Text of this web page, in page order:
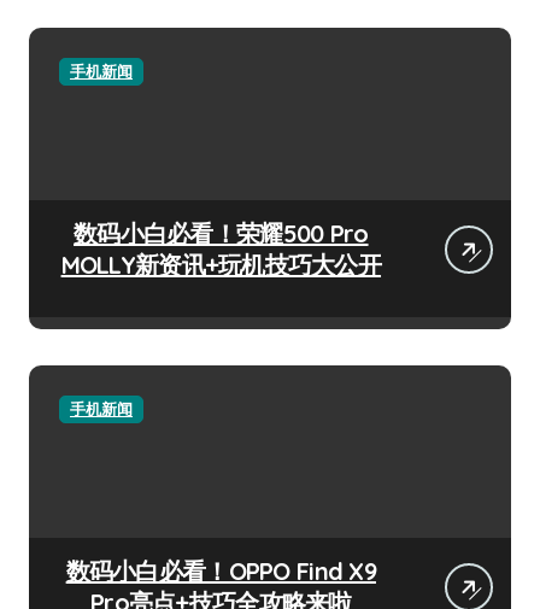
手机新闻
数码小白必看！荣耀500 Pro
MOLLY新资讯+玩机技巧大公开
手机新闻
数码小白必看！OPPO Find X9
Pro亮点+技巧全攻略来啦